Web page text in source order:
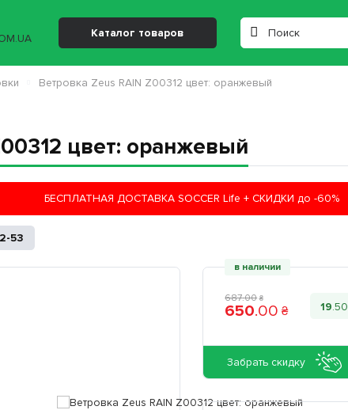
цвет: оранжевый
БЕСПЛАТНАЯ ДОСТАВКА SOCCER Life + СКИДКИ до -60%
53
в наличии
687.00 ₴
650.00 ₴ 19.50
Забрать скидку
Каталог товаров
Ветровка Zeus RAIN Z00312 цвет: оранжевый